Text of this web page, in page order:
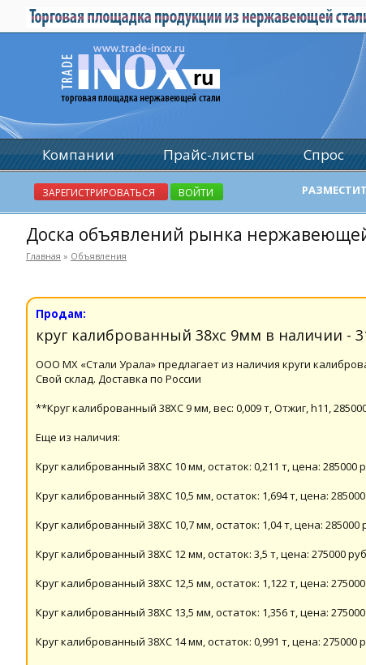
Доска объявлений рынка
Главная » Объявления
Продам:
круг калиброванный 38хс 9мм в наличии -
ООО МХ «Стали Урала» предлагает из наличия круги
Свой склад. Доставка по России
**Круг калиброванный 38ХС 9 мм, вес: 0,009 т, Отжиг, h11,
Еще из наличия:
Круг калиброванный 38ХС 10 мм, остаток: 0,211 т, цена: 285000
Круг калиброванный 38ХС 10,5 мм, остаток: 1,694 т, цена:
Круг калиброванный 38ХС 10,7 мм, остаток: 1,04 т, цена: 285000
Круг калиброванный 38ХС 12 мм, остаток: 3,5 т, цена: 275000
Круг калиброванный 38ХС 12,5 мм, остаток: 1,122 т, цена:
Круг калиброванный 38ХС 13,5 мм, остаток: 1,356 т, цена:
Круг калиброванный 38ХС 14 мм, остаток: 0,991 т, цена: 275000
Компании Прайс-листы Спрос
ЗАРЕГИСТРИРОВАТЬСЯ ВОЙТИ